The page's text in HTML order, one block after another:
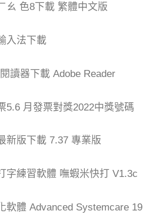
ㄠ 色8下載 繁體中文版
入法下載
讀器下載 Adobe Reader
5.6 月發票對獎2022中獎號碼
新版下載 7.37 專業版
字練習軟體 嘸蝦米快打 V1.3c
軟體 Advanced Systemcare 19